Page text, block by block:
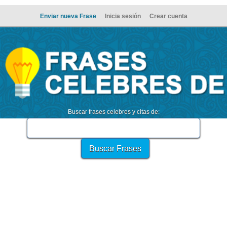
Enviar nueva Frase Inicia sesión Crear cuenta
Buscar frases celebres y citas de: